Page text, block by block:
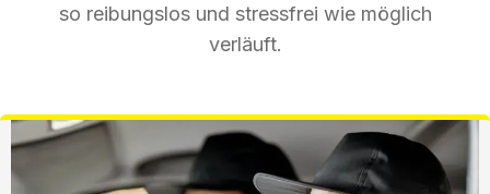
so reibungslos und stressfrei wie möglich
verläuft.